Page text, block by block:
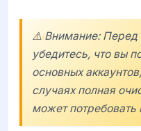
⚠️ Внимание: Перед
убедитесь, что вы
основных
случаях полная
может потребовать